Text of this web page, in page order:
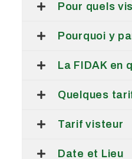
Pour quels
Pourquoi y
La FIDAK en
Quelques
Tarif visteur
Date et Lieu